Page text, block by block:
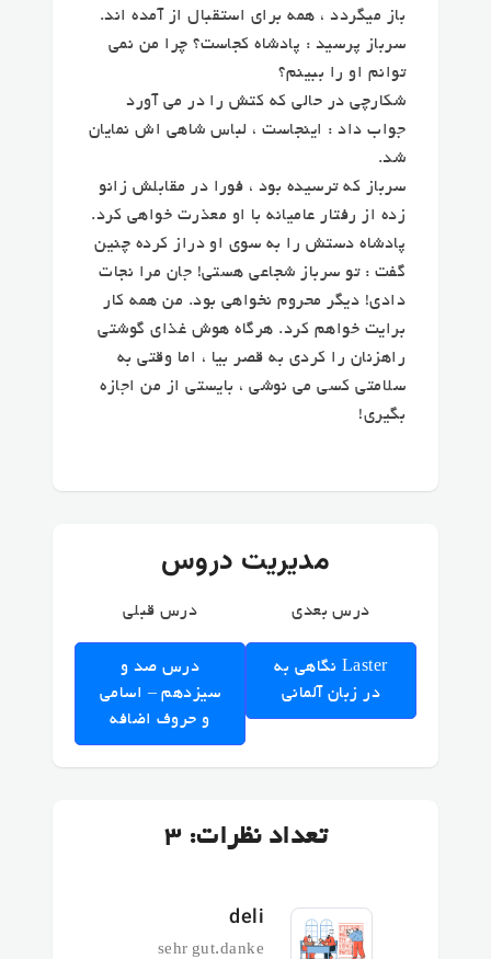
باز میگردد ، همه برای استقبال از آمده اند.
سرباز پرسید : پادشاه کجاست؟ چرا من نمی
توانم او را ببینم؟
شکارچی در حالی که کتش را در می آورد
جواب داد : اینجاست ، لباس شاهی اش نمایان
شد.
سرباز که ترسیده بود ، فورا در مقابلش زانو
زده از رفتار عامیانه با او معذرت خواهی کرد.
پادشاه دستش را به سوی او دراز کرده چنین
گفت : تو سرباز شجاعی هستی! جان مرا نجات
دادی! دیگر محروم نخواهی بود. من همه کار
برایت خواهم کرد. هرگاه هوش غذای گوشتی
راهزنان را کردی به قصر بیا ، اما وقتی به
سلامتی کسی می نوشی ، بایستی از من اجازه
بگیری!
مدیریت دروس
درس قبلی
درس صد و
سیزدهم – اسامی
و حروف اضافه
درس بعدی
نگاهی به Laster
در زبان آلمانی
تعداد نظرات: 3
deli
sehr gut.danke